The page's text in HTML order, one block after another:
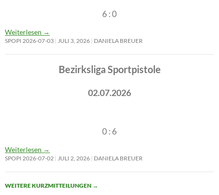
6 : 0
Weiterlesen →
SPOPI 2026-07-03 JULI 3, 2026 DANIELA BREUER
Bezirksliga Sportpistole
02.07.2026
0 : 6
Weiterlesen →
SPOPI 2026-07-02 JULI 2, 2026 DANIELA BREUER
WEITERE KURZMITTEILUNGEN →